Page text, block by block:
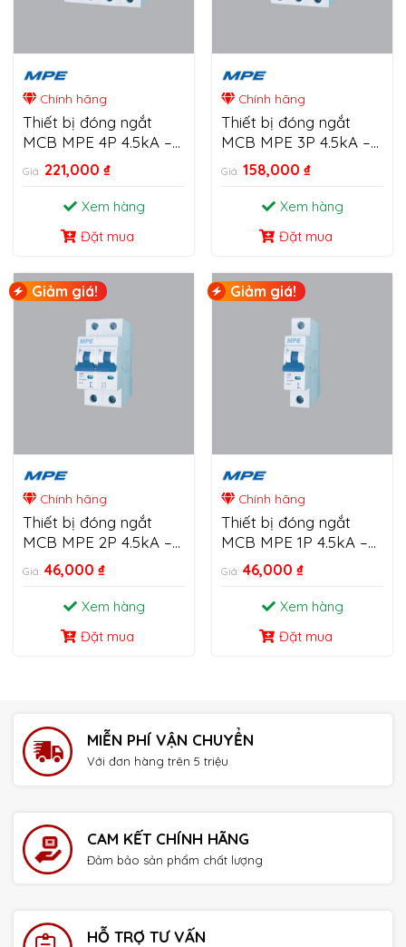
Chính hãng
Thiết bị đóng ngắt
MCB MPE 4P 4.5kA –
6kA
Giá: 221,000 ₫
Xem hàng
Đặt mua
Chính hãng
Thiết bị đóng ngắt
MCB MPE 3P 4.5kA –
6kA
Giá: 158,000 ₫
Xem hàng
Đặt mua
Giảm giá!
Chính hãng
Thiết bị đóng ngắt
MCB MPE 2P 4.5kA –
6kA
Giá: 46,000 ₫
Xem hàng
Đặt mua
Giảm giá!
Chính hãng
Thiết bị đóng ngắt
MCB MPE 1P 4.5kA –
6kA
Giá: 46,000 ₫
Xem hàng
Đặt mua
MIỄN PHÍ VẬN CHUYỂN
Với đơn hàng trên 5 triệu
CAM KẾT CHÍNH HÃNG
Đảm bảo sản phẩm chất lượng
HỖ TRỢ TƯ VẤN